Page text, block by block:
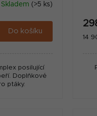
Skladem (>5 ks)
Do košíku
posilující
Doplňkové
ptáky.
14